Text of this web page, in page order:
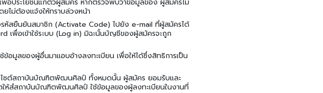
อประโยชน์แก่ตัวผู้สมัคร หากตรวจพบว่าข้อมูลของ ผู้สมัครไม่
ไม่ต้องแจ้งให้ทราบล่วงหน้า
หัสยืนยันสมาชิก (Activate Code) ไปยัง e-mail ที่ผู้สมัครได้
เพื่อเข้าใช้ระบบ (Log in) มิฉะนั้นบัญชีของผู้สมัครจะถูก
อมูลของผู้อื่นมาแอบอ้างลงทะเบียน เพื่อให้ได้ซึ่งสิทธิการเป็น
ไซต์สถาบันบัณฑิตพัฒนศิลป์ ทั้งหมดนั้น ผู้สมัคร ยอมรับและ
สํสถาบันบัณฑิตพัฒนศิลป์ ใช้ข้อมูลของผู้ลงทะเบียนในงานที่